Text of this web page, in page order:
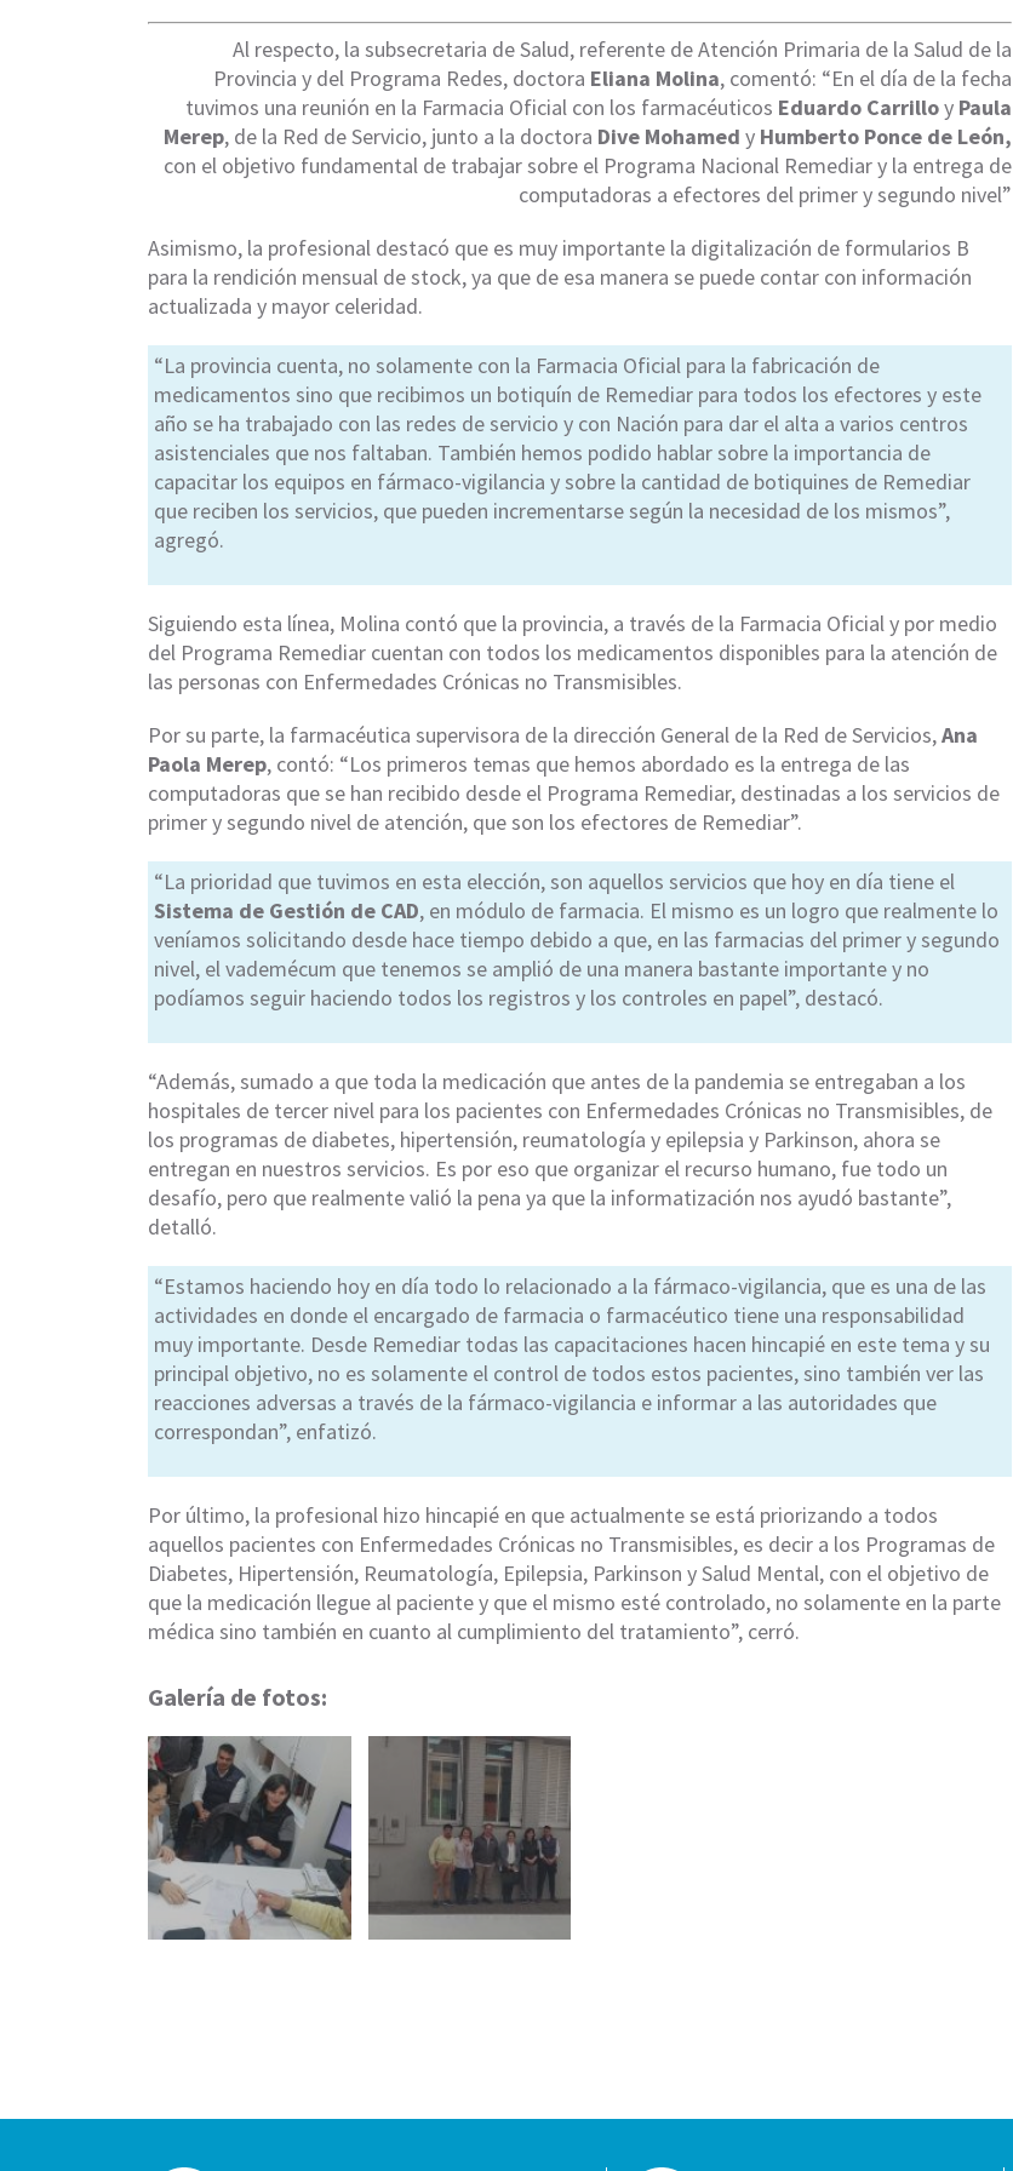
Al respecto, la subsecretaria de Salud, referente de Atención Primaria de la Salud de la
Provincia y del Programa Redes, doctora Eliana Molina, comentó: “En el día de la fecha
tuvimos una reunión en la Farmacia Oficial con los farmacéuticos Eduardo Carrilloy Paula
Merep, de la Red de Servicio, junto a la doctora Dive Mohamed y Humberto Ponce de León,
con el objetivo fundamental de trabajar sobre el Programa Nacional Remediar y la entrega de
computadoras a efectores del primer y segundo nivel”
Asimismo, la profesional destacó que es muy importante la digitalización de formularios B
para la rendición mensual de stock, ya que de esa manera se puede contar con información
actualizada y mayor celeridad.
“La provincia cuenta, no solamente con la Farmacia Oficial para la fabricación de
medicamentos sino que recibimos un botiquín de Remediar para todos los efectores y este
año se ha trabajado con las redes de servicio y con Nación para dar el alta a varios centros
asistenciales que nos faltaban. También hemos podido hablar sobre la importancia de
capacitar los equipos en fármaco-vigilancia y sobre la cantidad de botiquines de Remediar
que reciben los servicios, que pueden incrementarse según la necesidad de los mismos”,
agregó.
Siguiendo esta línea, Molina contó que la provincia, a través de la Farmacia Oficial y por medio
del Programa Remediar cuentan con todos los medicamentos disponibles para la atención de
las personas con Enfermedades Crónicas no Transmisibles.
Por su parte, la farmacéutica supervisora de la dirección General de la Red de Servicios,Ana
Paola Merep, contó: “Los primeros temas que hemos abordado es la entrega de las
computadoras que se han recibido desde el Programa Remediar, destinadas a los servicios de
primer y segundo nivel de atención, que son los efectores de Remediar”.
“La prioridad que tuvimos en esta elección, son aquellos servicios que hoy en día tiene el
Sistema de Gestión de CAD, en módulo de farmacia. El mismo es un logro que realmente lo
veníamos solicitando desde hace tiempo debido a que, en las farmacias del primer y segundo
nivel, el vademécum que tenemos se amplió de una manera bastante importante y no
podíamos seguir haciendo todos los registros y los controles en papel”, destacó.
“Además, sumado a que toda la medicación que antes de la pandemia se entregaban a los
hospitales de tercer nivel para los pacientes con Enfermedades Crónicas no Transmisibles, de
los programas de diabetes, hipertensión, reumatología y epilepsia y Parkinson, ahora se
entregan en nuestros servicios. Es por eso que organizar el recurso humano, fue todo un
desafío, pero que realmente valió la pena ya que la informatización nos ayudó bastante”,
detalló.
“Estamos haciendo hoy en día todo lo relacionado a la fármaco-vigilancia, que es una de las
actividades en donde el encargado de farmacia o farmacéutico tiene una responsabilidad
muy importante. Desde Remediar todas las capacitaciones hacen hincapié en este tema y su
principal objetivo, no es solamente el control de todos estos pacientes, sino también ver las
reacciones adversas a través de la fármaco-vigilancia e informar a las autoridades que
correspondan”, enfatizó.
Por último, la profesional hizo hincapié en que actualmente se está priorizando a todos
aquellos pacientes con Enfermedades Crónicas no Transmisibles, es decir a los Programas de
Diabetes, Hipertensión, Reumatología, Epilepsia, Parkinson y Salud Mental, con el objetivo de
que la medicación llegue al paciente y que el mismo esté controlado, no solamente en la parte
médica sino también en cuanto al cumplimiento del tratamiento”, cerró.
Galería de fotos: